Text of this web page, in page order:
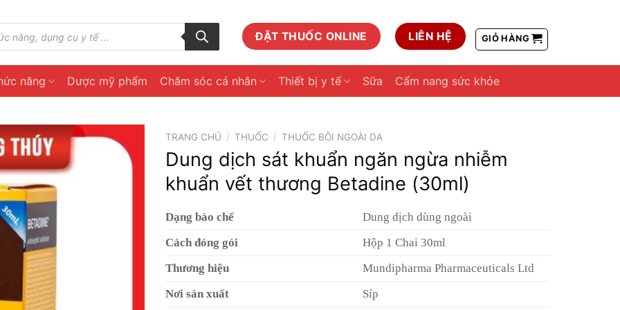
ĐẶT THUỐC ONLINE LIÊN HỆ GIỎ HÀNG
năng Dược mỹ phẩm Chăm sóc cá nhân Thiết bị y tế Sữa Cẩm nang sức khỏe
TRANG CHỦ / THUỐC / THUỐC BÔI NGOÀI DA
Dung dịch sát khuẩn ngăn ngừa nhiễm
khuẩn vết thương Betadine (30ml)
Dạng bào chế
Dung dịch dùng ngoài
Cách đóng gói
Hộp 1 Chai 30ml
Thương hiệu
Mundipharma Pharmaceuticals Ltd
Nơi sản xuất
Síp